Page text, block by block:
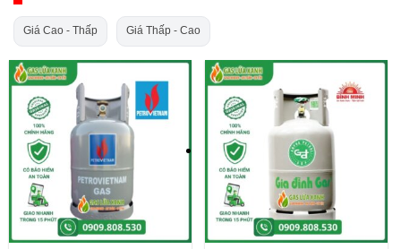
Giá Cao - Thấp Giá Thấp - Cao